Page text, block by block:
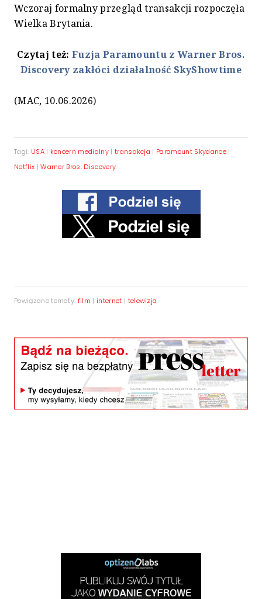
Wczoraj formalny przegląd transakcji rozpoczęła
Wielka Brytania.
Czytaj też: Fuzja Paramountu z Warner Bros.
Discovery zakłóci działalność SkyShowtime
(MAC, 10.06.2026)
Tagi: USA | koncern medialny| transakcja | Paramount Skydance|
Netflix |Warner Bros. Discovery
Powiązane tematy: film |internet | telewizja